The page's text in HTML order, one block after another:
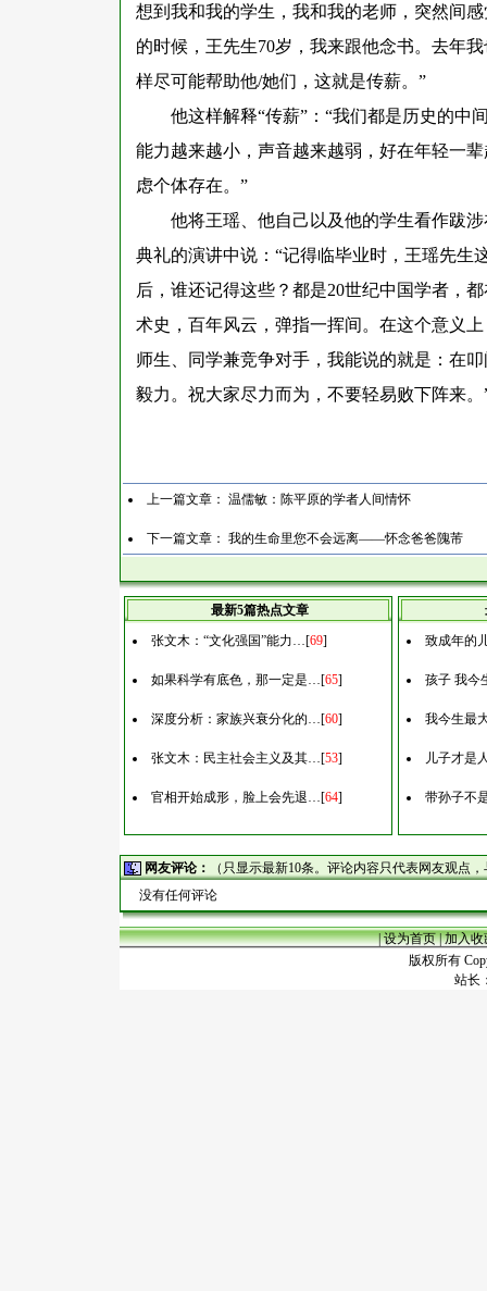
想到我和我的学生，我和我的老师，突然间
的时候，王先生70岁，我来跟他念书。去年
样尽可能帮助他/她们，这就是传薪。”
他这样解释“传薪”：“我们都是历史的中
能力越来越小，声音越来越弱，好在年轻一
虑个体存在。”
他将王瑶、他自己以及他的学生看作跋
典礼的演讲中说： “记得临毕业时，王瑶先生
后，谁还记得这些？都是20世纪中国学者，
术史，百年风云，弹指一挥间。在这个意义
师生、同学兼竞争对手，我能说的就是：在
毅力。祝大家尽力而为，不要轻易败下阵来。
上一篇文章： 温儒敏：陈平原的学者人间情怀
下一篇文章： 我的生命里您不会远离——怀念爸爸隗芾
最新5篇热点文章
张文木：“文化强国”能力…[69]
如果科学有底色，那一定是…[65]
深度分析：家族兴衰分化的…[60]
张文木：民主社会主义及其…[53]
官相开始成形，脸上会先退…[64]
致成年的
孩子 我今
我今生最
儿子才是
带孙子不
网友评论：
（只显示最新10条。评论内容只代表网友观点
没有任何评论
|设为首页|加入收
版权所有
站长